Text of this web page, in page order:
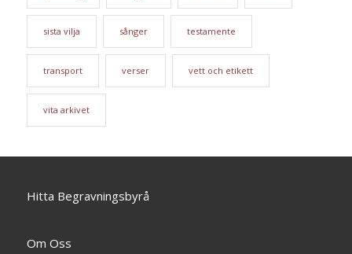
sista vilja sånger testamente
transport verser vett och etikett
vita arkivet
Hitta Begravningsbyrå
Om Oss